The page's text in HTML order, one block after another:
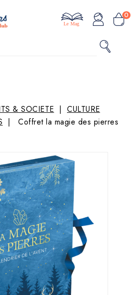
0
Le Mag
& SOCIETE
CULTURE
Coffret la magie des pierres